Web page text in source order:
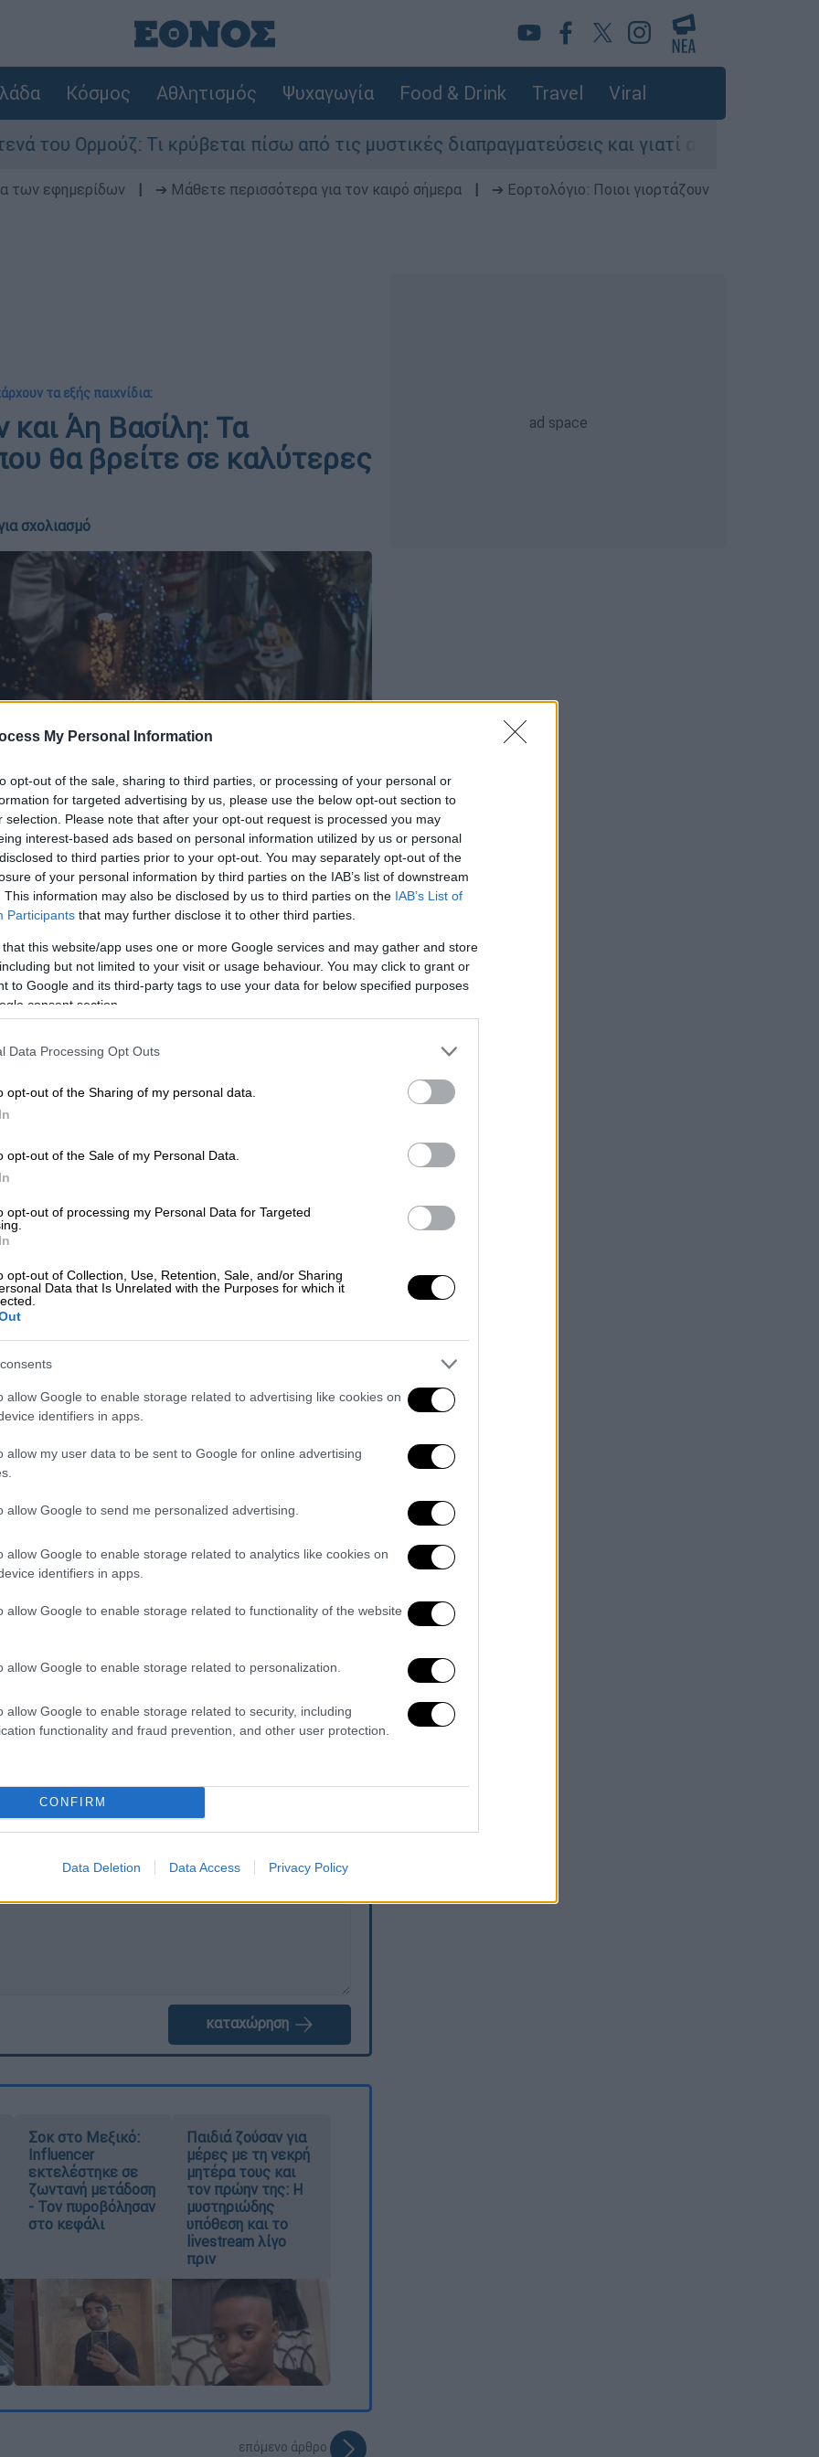
My Personal Information
opt-out of the sale, sharing to third parties, or processing of your personal or
for targeted advertising by us, please use the below opt-out section to
selection. Please note that after your opt-out request is processed you may
interest-based ads based on personal information utilized by us or personal
to third parties prior to your opt-out. You may separately opt-out of the
of your personal information by third parties on the IAB’s list of downstream
This information may also be disclosed by us to third parties on the IAB’s List of
Participants that may further disclose it to other third parties.
that this website/app uses one or more Google services and may gather and store
but not limited to your visit or usage behaviour. You may click to grant or
to Google and its third-party tags to use your data for below specified purposes
consent section.
Data Processing Opt Outs
opt-out of the Sharing of my personal data.
opt-out of the Sale of my Personal Data.
opt-out of processing my Personal Data for Targeted
opt-out of Collection, Use, Retention, Sale, and/or Sharing
Data that Is Unrelated with the Purposes for which it
allow Google to enable storage related to advertising like cookies on
identifiers in apps.
allow my user data to be sent to Google for online advertising
allow Google to send me personalized advertising.
allow Google to enable storage related to analytics like cookies on
identifiers in apps.
allow Google to enable storage related to functionality of the website
allow Google to enable storage related to personalization.
allow Google to enable storage related to security, including
functionality and fraud prevention, and other user protection.
CONFIRM
Data Deletion Data Access Privacy Policy
Κόσμος Αθλητισμός Ψυχαγωγία Food & Drink Travel Viral
Τι κρύβεται πίσω από τις μυστικές διαπραγματεύσεις και γιατί αντιδρούν οι ΗΠΑ
των εφημερίδων ➔ Μάθετε περισσότερα για τον καιρό σήμερα
➔ Εορτολόγιο: Ποιοι γιορτάζουν
τα εξής παιχνίδια:
και Άη Βασίλη: Τα
θα βρείτε σε καλύτερες
σχολιασμό
το ΕΘΝΟΣ στη Google
σε ισχύ τοκαλάθι των
του
παιχνιδιώντο «καλάθι του Άη
για παιδιά όλων των ηλικιών, σε
κανείς
εορταστικό τραπέζι.
τα εξής παιχνίδια:
και άλλα αξεσουάρ (παιχνίδια μίμησης)
(π.χ. παιχνίδια με τουβλάκια)
μπασκέτες και τέρματα)
ΕΘΝΟΣ θα παρεμβαίνει και τα προσβλητικά σχόλια θα
καταχώρηση
Σοκ στο Μεξικό:
Influencer
εκτελέστηκε σε
ζωντανή μετάδοση
- Τον πυροβόλησαν
στο κεφάλι
Παιδιά ζούσαν για
μέρες με τη νεκρή
μητέρα τους και
τον πρώην της: Η
μυστηριώδης
υπόθεση και το
livestream λίγο
πριν
επόμενο άρθρο